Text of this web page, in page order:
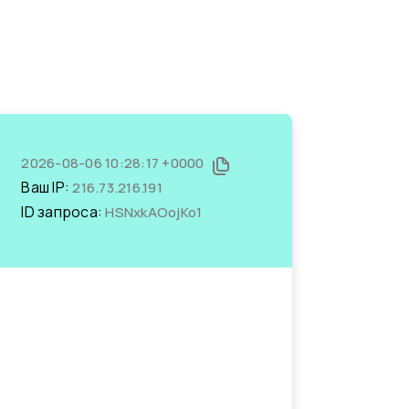
2026-08-06 10:28:17 +0000
Ваш IP:216.73.216.191
ID запроса:HSNxkAOojKo1